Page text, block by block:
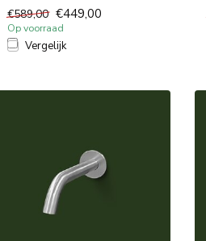
€589,00 €449,00
Op voorraad
Vergelijk